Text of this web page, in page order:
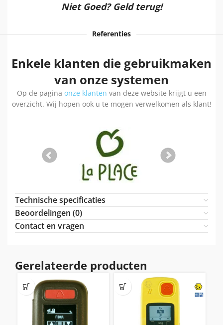
Niet Goed? Geld terug!
Referenties
Enkele klanten die gebruikmaken
van onze systemen
Op de pagina onze klanten van deze website krijgt u een
overzicht. Wij hopen ook u te mogen verwelkomen als klant!
Technische specificaties
Beoordelingen (0)
Contact en vragen
Gerelateerde producten